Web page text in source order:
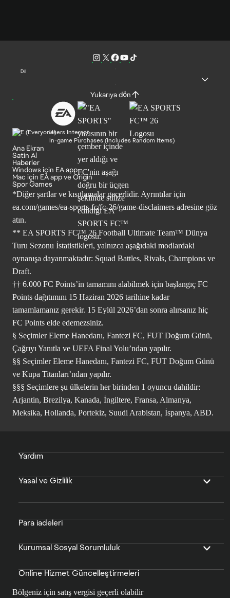
Dil
Yukarıya dön
Users Interact
In-game Purchases (Includes Random Items)
Ana Ekran
Satin Al
Haberler
Windows için EA app
Mac için EA app ve Origin
Spor Games
*Diğer şartlar ve kısıtlamalar geçerlidir. Ayrıntılar için
ea.com/games/ea-sports-fc/fc-26/game-disclaimers adresine göz
atın.
** EA SPORTS FC™ 26 Football Ultimate Team™ Dünya
Turu Sezonu İstatistikleri, yalnızca aşağıdaki modlardaki
oynanışa dayanmaktadır: Squad Battles, Rivals, Champions ve
Draft.
†† 6.000 FC Points’in tamamını alabilmek için başlangıç FC
Points dağıtımını 15 Haziran 2026 tarihine kadar
tamamlamanız gerekir. 15 Eylül 2026’dan sonra alırsanız hiç
FC Points elde edemezsiniz.
§ Seçimler Eleme Hanedanı, Fantezi FC, FUT Doğum Günü,
Çağrıyı Yanıtla ve UEFA Final Yolu’ndan yapılır.
§§ Seçimler Eleme Hanedanı, Fantezi FC, FUT Doğum Günü
ve Kupa Titanları’ndan yapılır.
§§§ Seçimlere şu ülkelerin her birinden 1 oyuncu dahildir:
Arjantin, Brezilya, Kanada, İngiltere, Fransa, Almanya,
Meksika, Hollanda, Portekiz, Suudi Arabistan, İspanya, ABD.
Yardım
Yasal ve Gizlilik
Para iadeleri
Kurumsal Sosyal Sorumluluk
Online Hizmet Güncelleştirmeleri
Bölgeniz için satış vergisi geçerli olabilir